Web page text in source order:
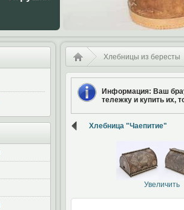
Хлебницы из бересты
Информация: Ваш
тележку и купить их,
Хлебница "Чаепитие"
Увеличить